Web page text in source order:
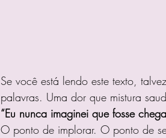
Se você está lendo este texto,
palavras. Uma dor que mistura
“Eu nunca imaginei que fosse
O ponto de implorar. O ponto de